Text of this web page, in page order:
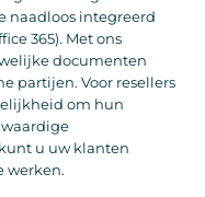
naadloos integreerd
365). Met ons
documenten
partijen. Voor resellers
om hun
u uw klanten
werken.